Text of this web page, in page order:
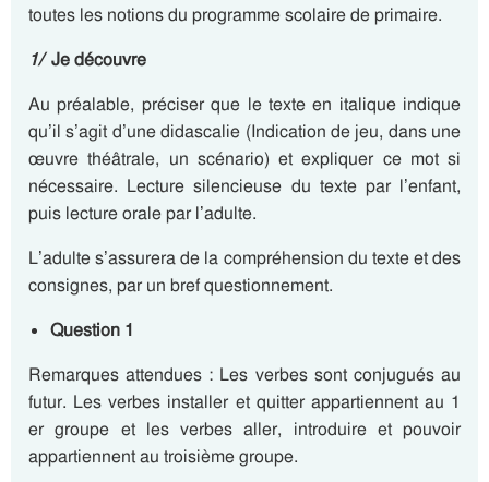
toutes les notions du programme scolaire de primaire.
1/ Je découvre
Au préalable, préciser que le texte en italique indique
qu’il s’agit d’une didascalie (Indication de jeu, dans une
œuvre théâtrale, un scénario) et expliquer ce mot si
nécessaire. Lecture silencieuse du texte par l’enfant,
puis lecture orale par l’adulte.
L’adulte s’assurera de la compréhension du texte et des
consignes, par un bref questionnement.
Question 1
Remarques attendues : Les verbes sont conjugués au
futur. Les verbes installer et quitter appartiennent au 1
er groupe et les verbes aller, introduire et pouvoir
appartiennent au troisième groupe.